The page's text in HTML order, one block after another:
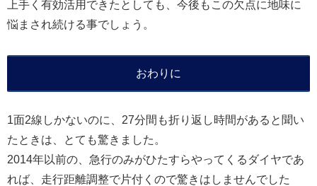
上手く有効活用できたとしても、今後もこの欠点に地味に
悩まされ続ける事でしょう。
おわりに
1面2線しかないのに、27分間も折り返し時間があると聞い
たときは、とても驚きました。
2014年以前の、急行のみがひたすらやってくるダイヤであ
れば、走行距離調整で片付くので驚きはしませんでした